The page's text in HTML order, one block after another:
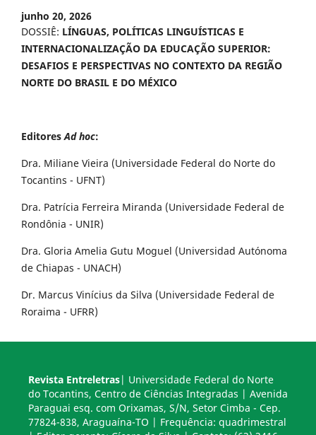
junho 20, 2026
DOSSIÊ: LÍNGUAS, POLÍTICAS LINGUÍSTICAS E
INTERNACIONALIZAÇÃO DA EDUCAÇÃO SUPERIOR:
DESAFIOS E PERSPECTIVAS NO CONTEXTO DA REGIÃO
NORTE DO BRASIL E DO MÉXICO
EditoresAd hoc:
Dra. Miliane Vieira (Universidade Federal do Norte do
Tocantins - UFNT)
Dra. Patrícia Ferreira Miranda (Universidade Federal de
Rondônia - UNIR)
Dra. Gloria Amelia Gutu Moguel (Universidad Autónoma
de Chiapas - UNACH)
Dr. Marcus Vinícius da Silva (Universidade Federal de
Roraima - UFRR)
Revista Entreletras| Universidade Federal do Norte
do Tocantins, Centro de Ciências Integradas | Avenida
Paraguai esq. com Orixamas, S/N, Setor Cimba - Cep.
77824-838, Araguaína-TO | Frequência: quadrimestral